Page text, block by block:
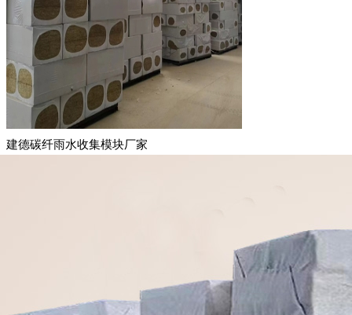
建德碳纤雨水收集模块厂家